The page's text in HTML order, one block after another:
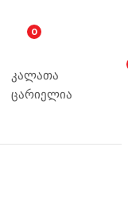
0
კალათა
ცარიელია